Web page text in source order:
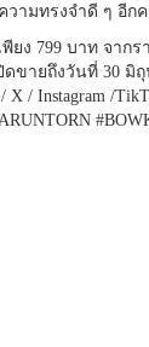
วามทรงจำดี ๆ อีก
ยง 799 บาท จากร
ขายถึงวันที่ 30 มิ
X / Instagram /